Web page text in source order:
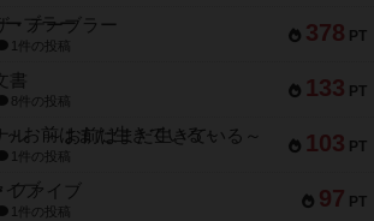
378 PT
・テーブラー
1件の投稿
133 PT
書
8件の投稿
103 PT
ル ～お前はまだ生きている～
1件の投稿
97 PT
ファイブ
1件の投稿